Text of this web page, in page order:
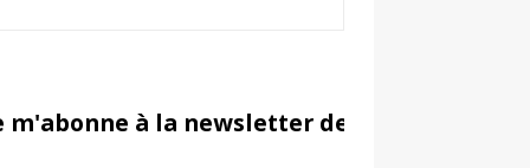
m'abonne à la newsletter de